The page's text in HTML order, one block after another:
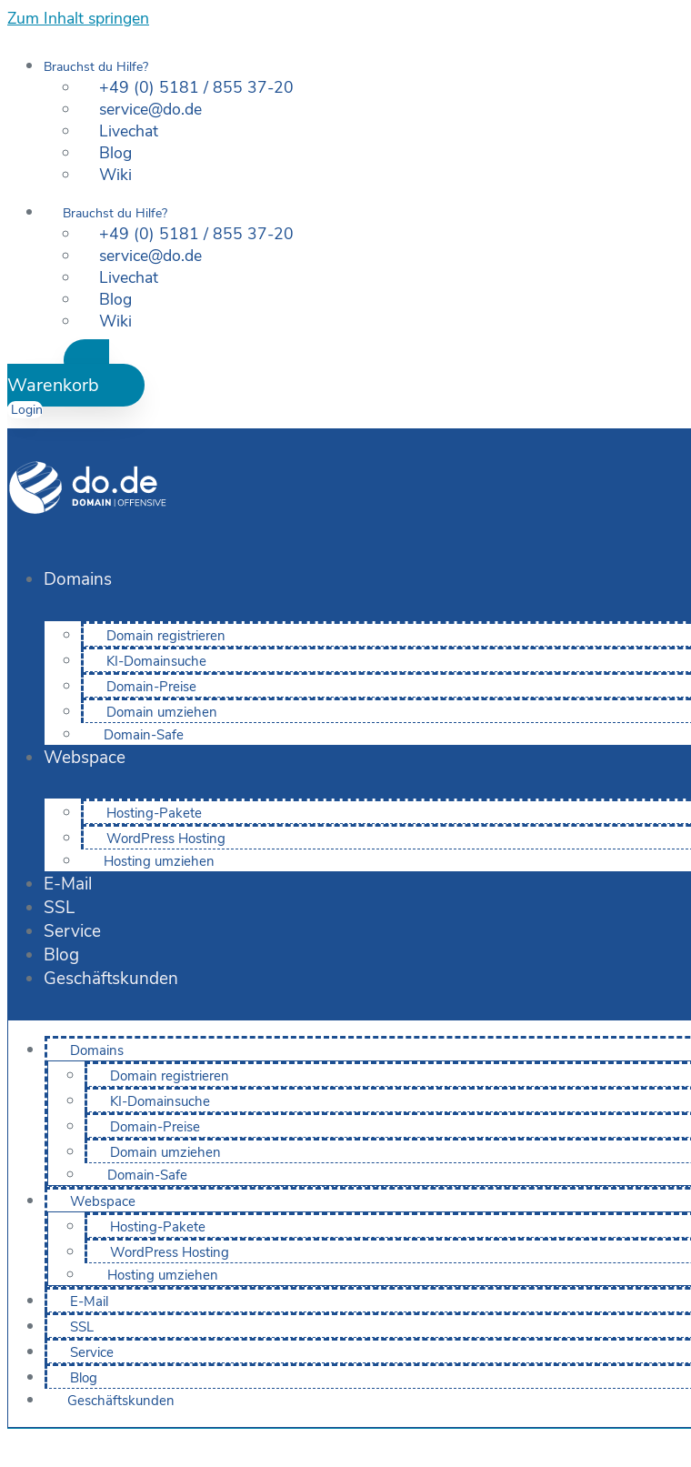
Zum Inhalt springen
Brauchst du Hilfe?
+49 (0) 5181 / 855 37-20
service@do.de
Livechat
Blog
Wiki
Brauchst du Hilfe?
+49 (0) 5181 / 855 37-20
service@do.de
Livechat
Blog
Wiki
Warenkorb
Login
Domains
Domain registrieren
KI-Domainsuche
Domain-Preise
Domain umziehen
Domain-Safe
Webspace
Hosting-Pakete
WordPress Hosting
Hosting umziehen
E-Mail
SSL
Service
Blog
Geschäftskunden
Domains
Domain registrieren
KI-Domainsuche
Domain-Preise
Domain umziehen
Domain-Safe
Webspace
Hosting-Pakete
WordPress Hosting
Hosting umziehen
E-Mail
SSL
Service
Blog
Geschäftskunden